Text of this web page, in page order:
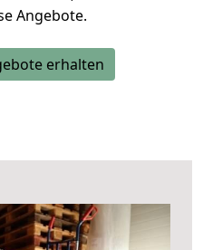
Angebote.
erhalten